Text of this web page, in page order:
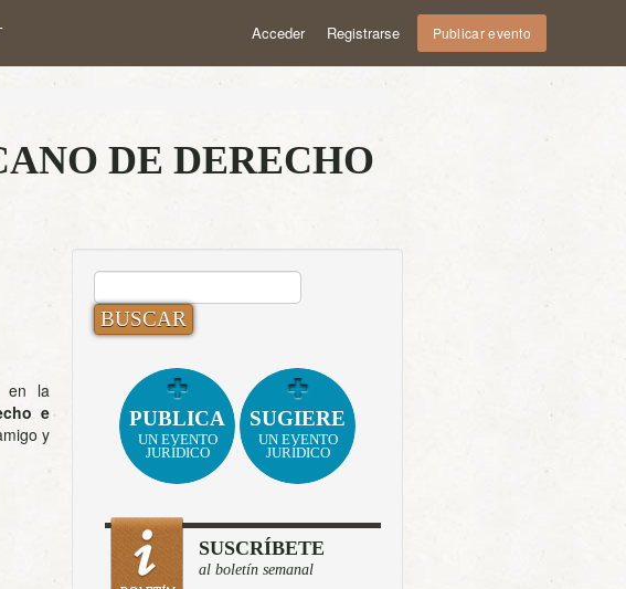
Acceder Registrarse Publicar evento
DE DERECHO
en la
e
y
BUSCAR:
PUBLICA
UN EVENTO
JURÍDICO
SUGIERE
UN EVENTO
JURÍDICO
SUSCRÍBETE
al boletín semanal